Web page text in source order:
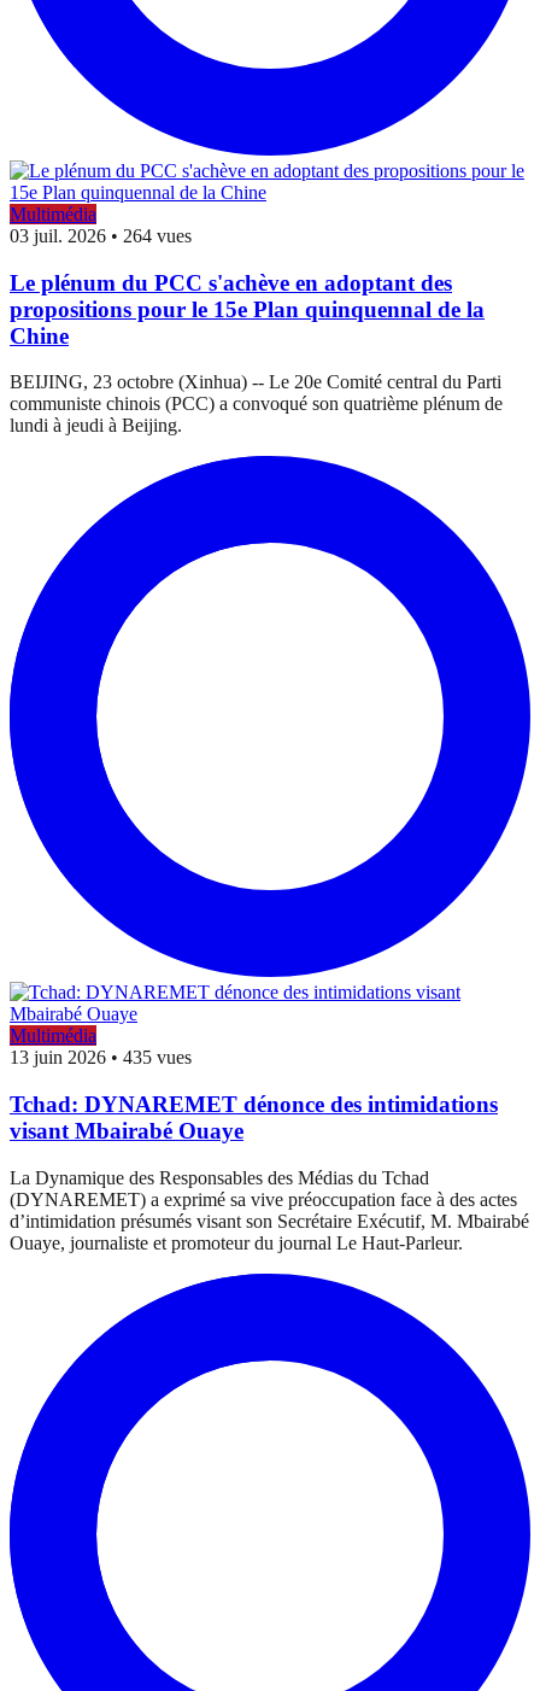
Multimédia
03 juil. 2026 • 264 vues
Le plénum du PCC s'achève en adoptant des
propositions pour le 15e Plan quinquennal de la
Chine
BEIJING, 23 octobre (Xinhua) -- Le 20e Comité central du Parti
communiste chinois (PCC) a convoqué son quatrième plénum de
lundi à jeudi à Beijing.
Multimédia
13 juin 2026 • 435 vues
Tchad: DYNAREMET dénonce des intimidations
visant Mbairabé Ouaye
La Dynamique des Responsables des Médias du Tchad
(DYNAREMET) a exprimé sa vive préoccupation face à des actes
d’intimidation présumés visant son Secrétaire Exécutif, M. Mbairabé
Ouaye, journaliste et promoteur du journal Le Haut-Parleur.